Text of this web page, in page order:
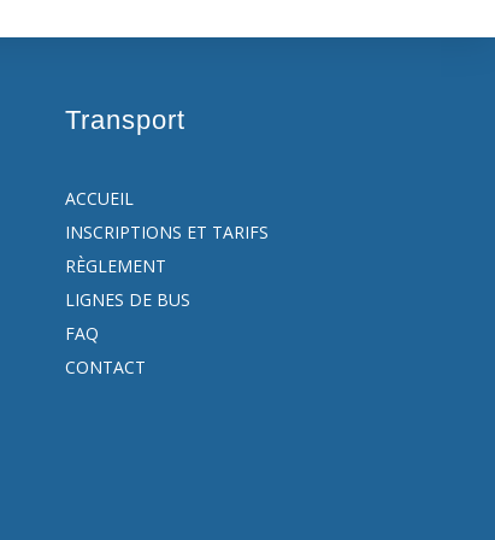
Transport
ACCUEIL
INSCRIPTIONS ET TARIFS
RÈGLEMENT
LIGNES DE BUS
FAQ
CONTACT